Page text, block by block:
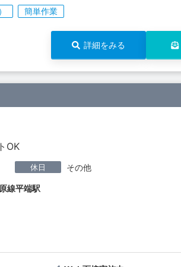
簡単作業
詳細をみる
OK
休日 その他
線平端駅